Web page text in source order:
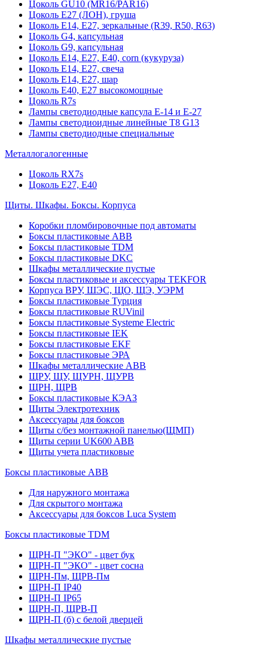
Цоколь GU10 (MR16/PAR16)
Цоколь Е27 (ЛОН), груша
Цоколь Е14, Е27, зеркальные (R39, R50, R63)
Цоколь G4, капсульная
Цоколь G9, капсульная
Цоколь Е14, Е27, Е40, corn (кукуруза)
Цоколь Е14, Е27, свеча
Цоколь Е14, Е27, шар
Цоколь Е40, Е27 высокомощные
Цоколь R7s
Лампы светодиодные капсула Е-14 и Е-27
Лампы светодиоидные линейные T8 G13
Лампы светодиодные специальные
Металлогалогенные
Цоколь RX7s
Цоколь Е27, E40
Щиты. Шкафы. Боксы. Корпуса
Коробки пломбировочные под автоматы
Боксы пластиковые ABB
Боксы пластиковые TDM
Боксы пластиковые DKC
Шкафы металлические пустые
Боксы пластиковые и аксессуары TEKFOR
Корпуса ВРУ, ШЭС, ЩО, ЩЭ, УЭРМ
Боксы пластиковые Турция
Боксы пластиковые RUVinil
Боксы пластиковые Systeme Electric
Боксы пластиковые IEK
Боксы пластиковые EKF
Боксы пластиковые ЭРА
Шкафы металлические ABB
ЩРУ, ЩУ, ЩУРН, ЩУРВ
ЩРН, ЩРВ
Боксы пластиковые КЭАЗ
Щиты Электротехник
Аксессуары для боксов
Щиты с/без монтажной панелью(ЩМП)
Щиты серии UK600 ABB
Щиты учета пластиковые
Боксы пластиковые ABB
Для наружного монтажа
Для скрытого монтажа
Аксессуары для боксов Luca System
Боксы пластиковые TDM
ЩРН-П "ЭКО" - цвет бук
ЩРН-П "ЭКО" - цвет сосна
ЩРН-Пм, ЩРВ-Пм
ЩРН-П IP40
ЩРН-П IP65
ЩРН-П, ЩРВ-П
ЩРН-П (б) с белой дверцей
Шкафы металлические пустые